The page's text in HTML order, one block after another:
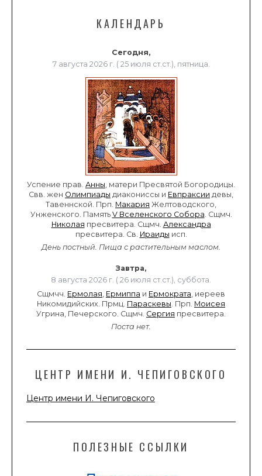
КАЛЕНДАРЬ
Сегодня,
7 августа 2026 г. ( 25 июля ст.ст.), пятница.
Успение прав. Анны, матери Пресвятой Богородицы.
Свв. жен Олимпиады диакониссы и Евпраксии девы,
Тавеннской. Прп. Макария Желтоводского,
Унженского. Память V Вселенского Собора. Сщмч.
Николая пресвитера. Сщмч. Александра
пресвитера. Св. Ираиды исп.
День постный. Пища с растительным маслом.
Завтра,
8 августа 2026 г. ( 26 июля ст.ст.), суббота.
Сщмчч. Ермолая, Ермиппа и Ермократа, иереев
Никомидийских. Прмц. Параскевы. Прп. Моисея
Угрина, Печерского. Сщмч. Сергия пресвитера.
Поста нет.
ЦЕНТР ИМЕНИ И. ЧЕПИГОВСКОГО
Центр имени И. Чепиговского
ПОЛЕЗНЫЕ ССЫЛКИ